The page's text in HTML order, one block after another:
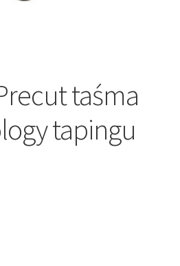
taśma
tapingu